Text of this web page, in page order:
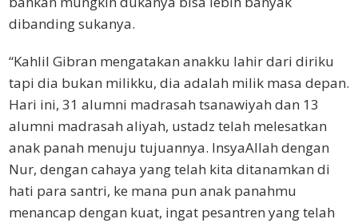
dibanding sukanya.
“Kahlil Gibran mengatakan anakku lahir dari diriku
tapi dia bukan milikku, dia adalah milik masa depan.
Hari ini, 31 alumni madrasah tsanawiyah dan 13
alumni madrasah aliyah, ustadz telah melesatkan
anak panah menuju tujuannya. InsyaAllah dengan
Nur, dengan cahaya yang telah kita ditanamkan di
hati para santri, ke mana pun anak panahmu
menancap dengan kuat, ingat pesantren yang telah